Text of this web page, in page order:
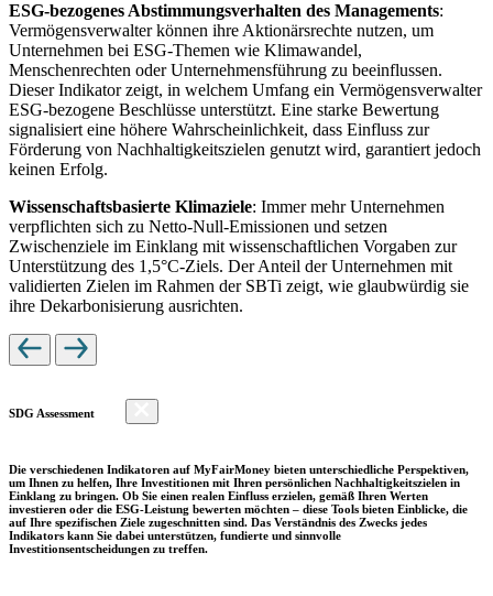
ESG-bezogenes Abstimmungsverhalten des Managements:
Vermögensverwalter können ihre Aktionärsrechte nutzen, um
Unternehmen bei ESG-Themen wie Klimawandel,
Menschenrechten oder Unternehmensführung zu beeinflussen.
Dieser Indikator zeigt, in welchem Umfang ein Vermögensverwalter
ESG-bezogene Beschlüsse unterstützt. Eine starke Bewertung
signalisiert eine höhere Wahrscheinlichkeit, dass Einfluss zur
Förderung von Nachhaltigkeitszielen genutzt wird, garantiert jedoch
keinen Erfolg.
Wissenschaftsbasierte Klimaziele: Immer mehr Unternehmen
verpflichten sich zu Netto-Null-Emissionen und setzen
Zwischenziele im Einklang mit wissenschaftlichen Vorgaben zur
Unterstützung des 1,5°C-Ziels. Der Anteil der Unternehmen mit
validierten Zielen im Rahmen der SBTi zeigt, wie glaubwürdig sie
ihre Dekarbonisierung ausrichten.
SDG Assessment
Die verschiedenen Indikatoren auf MyFairMoney bieten unterschiedliche Perspektiven,
um Ihnen zu helfen, Ihre Investitionen mit Ihren persönlichen Nachhaltigkeitszielen in
Einklang zu bringen. Ob Sie einen realen Einfluss erzielen, gemäß Ihren Werten
investieren oder die ESG-Leistung bewerten möchten – diese Tools bieten Einblicke, die
auf Ihre spezifischen Ziele zugeschnitten sind. Das Verständnis des Zwecks jedes
Indikators kann Sie dabei unterstützen, fundierte und sinnvolle
Investitionsentscheidungen zu treffen.